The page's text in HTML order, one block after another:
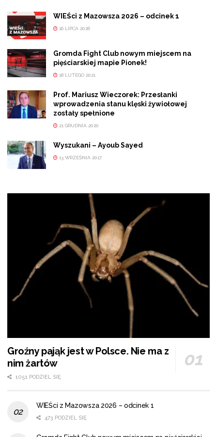
WIEŚci z Mazowsza 2026 – odcinek 1
16 LIPCA 2026
Gromda Fight Club nowym miejscem na
pięściarskiej mapie Pionek!
18 LUTEGO 2021
Prof. Mariusz Wieczorek: Przesłanki
wprowadzenia stanu klęski żywiołowej
zostały spełnione
21 GRUDNIA 2020
Wyszukani – Ayoub Sayed
13 WRZEŚNIA 2017
Groźny pająk jest w Polsce. Nie ma z
nim żartów
1051 PODZIEL SIĘ
WIEŚci z Mazowsza 2026 – odcinek 1
473 PODZIEL SIĘ